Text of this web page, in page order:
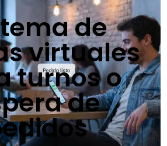
de
virtuales
turnos o
de